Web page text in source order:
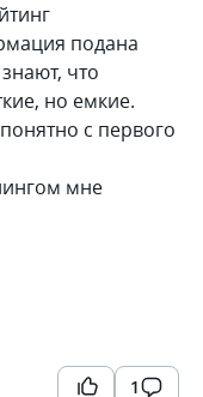
подана
что
но емкие.
с первого
мне
1